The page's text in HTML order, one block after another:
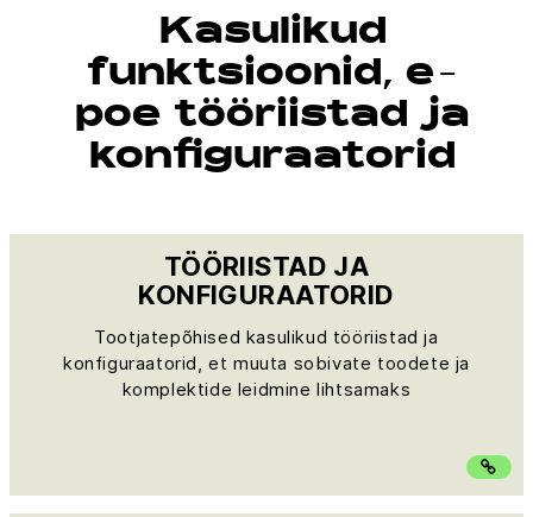
Kasulikud
funktsioonid, e-
poe tööriistad ja
konfiguraatorid
TÖÖRIISTAD JA
KONFIGURAATORID
Tootjatepõhised kasulikud tööriistad ja
konfiguraatorid, et muuta sobivate toodete ja
komplektide leidmine lihtsamaks